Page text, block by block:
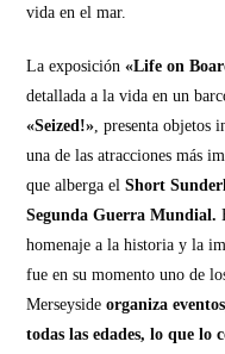
vida en el mar.
La exposición«Life on
detallada a la vida en un
«Seized!», presenta objetos
una de las atracciones más
que alberga elShort
Segunda Guerra Mundial.
homenaje a la historia y la
fue en su momento uno de
Merseysideorganiza
todas las edades, lo que lo